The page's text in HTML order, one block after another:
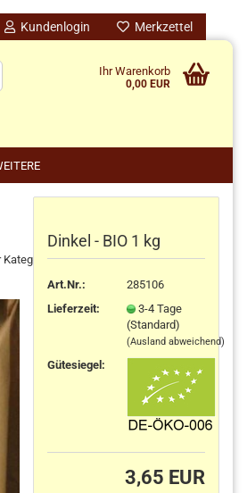
Kundenlogin Merkzettel
Ihr Warenkorb
0,00 EUR
kreativ anzeigen
Kategorie
Dinkel - BIO 1 kg
Art.Nr.:
285106
Lieferzeit:
3-4 Tage
(Standard)
(Ausland abweichend)
Gütesiegel:
3,65 EUR